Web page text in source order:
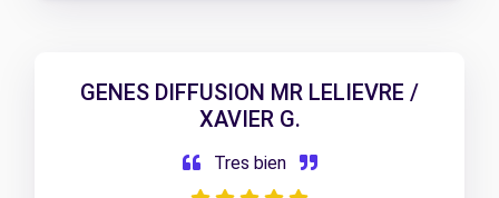
GENES DIFFUSION MR LELIEVRE /
XAVIER G.
Tres bien